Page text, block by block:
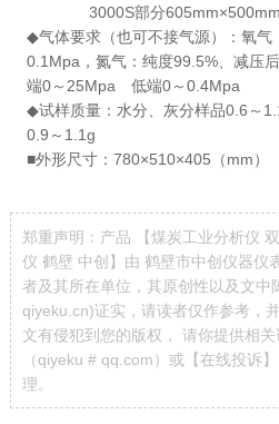
3000S部分
◆气体要求（也可不接气源）：氧气
0.1Mpa ，氮气：纯度99.5%、减压
端0～ 25Mpa 低端0～0.4Mpa
◆试样质量：水分、灰分样品0.6 ～
0.9 ～ 1.1g
■外形尺寸： 780×510×405 （mm）
郑重声明：产品 【煤炭工业分析仪
仪 鹤壁 中创】由 鹤壁市中创仪器仪
者及其所在单位，其原创性以及文中
qiyeku.cn)证实，请读者仅作参考，
文有侵犯到您的版权， 请你提供相
（qiyeku # qq.com）或【在线投诉
理。